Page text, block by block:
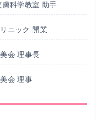
膚科学教室 助手
ニック 開業
会 理事長
会 理事